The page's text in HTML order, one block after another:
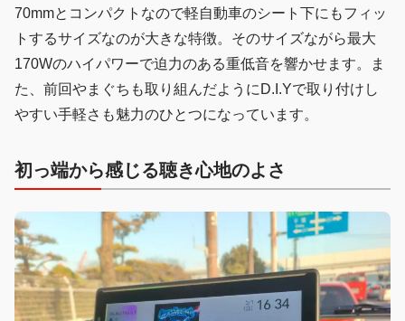
70mmとコンパクトなので軽自動車のシート下にもフィッ
トするサイズなのが大きな特徴。そのサイズながら最大
170Wのハイパワーで迫力のある重低音を響かせます。ま
た、前回やまぐちも取り組んだようにD.I.Yで取り付けし
やすい手軽さも魅力のひとつになっています。
初っ端から感じる聴き心地のよさ